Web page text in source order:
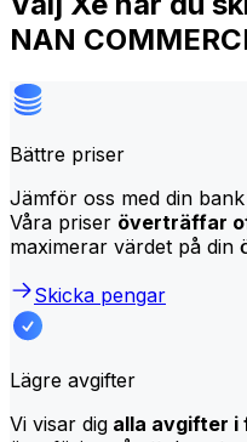
NAN
Bättre priser
Jämför oss med din
Våra priser överträffar
maximerar värdet på din
Skicka pengar
Lägre avgifter
Vi visar dig alla avgifter i